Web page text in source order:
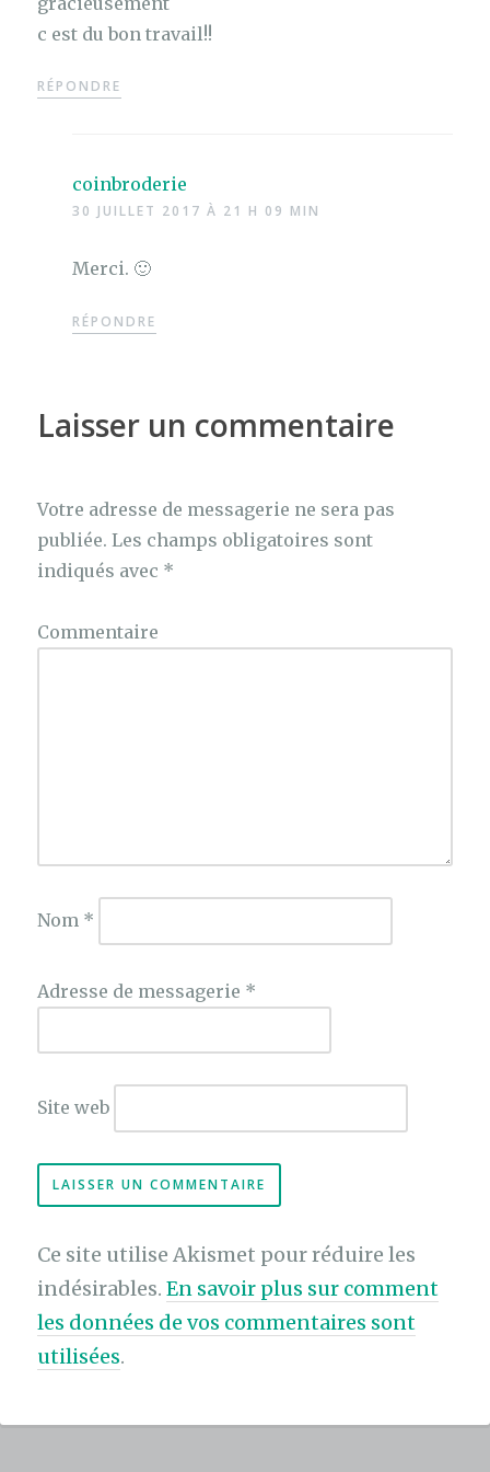
c est du bon travail!!
RÉPONDRE
coinbroderie
30 JUILLET 2017 À 21 H 09 MIN
Merci. 🙂
RÉPONDRE
Laisser un commentaire
Votre adresse de messagerie ne sera pas
publiée. Les champs obligatoires sont
indiqués avec *
Commentaire
Nom *
Adresse de messagerie *
Site web
Ce site utilise Akismet pour réduire les
indésirables.En savoir plus sur comment
les données de vos commentaires sont
utilisées.